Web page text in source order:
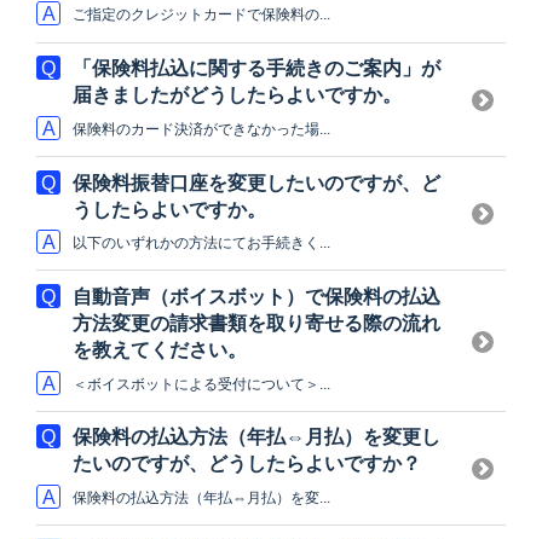
ご指定のクレジットカードで保険料の...
「保険料払込に関する手続きのご案内」が
届きましたがどうしたらよいですか。
保険料のカード決済ができなかった場...
保険料振替口座を変更したいのですが、ど
うしたらよいですか。
以下のいずれかの方法にてお手続きく...
自動音声（ボイスボット）で保険料の払込
方法変更の請求書類を取り寄せる際の流れ
を教えてください。
＜ボイスボットによる受付について＞...
保険料の払込方法（年払⇔月払）を変更し
たいのですが、どうしたらよいですか？
保険料の払込方法（年払⇔月払）を変...